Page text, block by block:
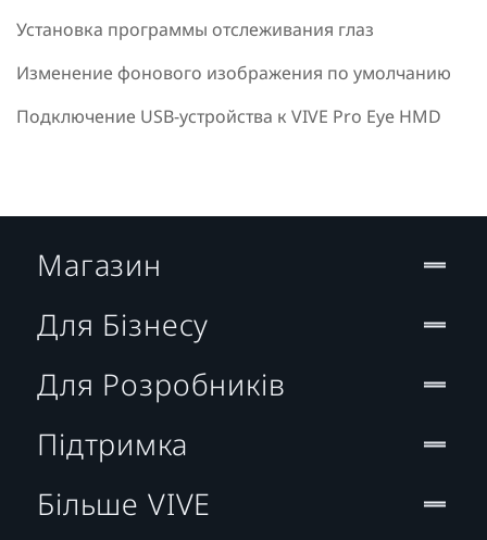
Установка программы отслеживания глаз
Изменение фонового изображения по умолчанию
Подключение USB-устройства к VIVE Pro Eye HMD
Магазин
Для Бізнесу
Для Розробників
Підтримка
Більше VIVE